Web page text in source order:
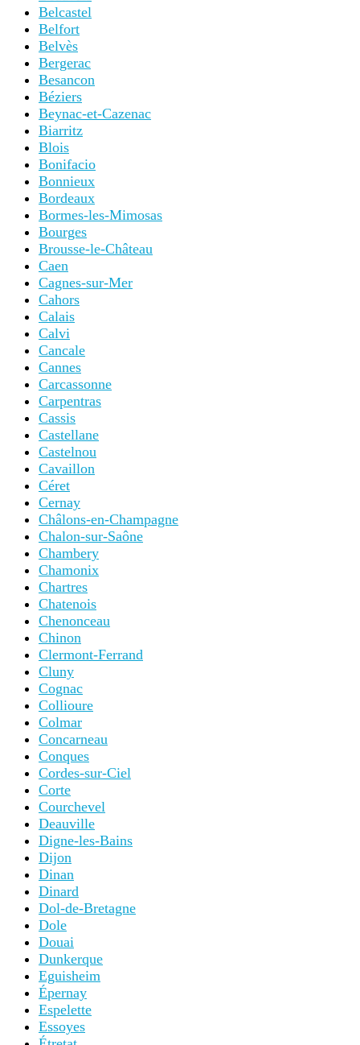
Belcastel
Belfort
Belvès
Bergerac
Besancon
Béziers
Beynac-et-Cazenac
Biarritz
Blois
Bonifacio
Bonnieux
Bordeaux
Bormes-les-Mimosas
Bourges
Brousse-le-Château
Caen
Cagnes-sur-Mer
Cahors
Calais
Calvi
Cancale
Cannes
Carcassonne
Carpentras
Cassis
Castellane
Castelnou
Cavaillon
Céret
Cernay
Châlons-en-Champagne
Chalon-sur-Saône
Chambery
Chamonix
Chartres
Chatenois
Chenonceau
Chinon
Clermont-Ferrand
Cluny
Cognac
Collioure
Colmar
Concarneau
Conques
Cordes-sur-Ciel
Corte
Courchevel
Deauville
Digne-les-Bains
Dijon
Dinan
Dinard
Dol-de-Bretagne
Dole
Douai
Dunkerque
Eguisheim
Épernay
Espelette
Essoyes